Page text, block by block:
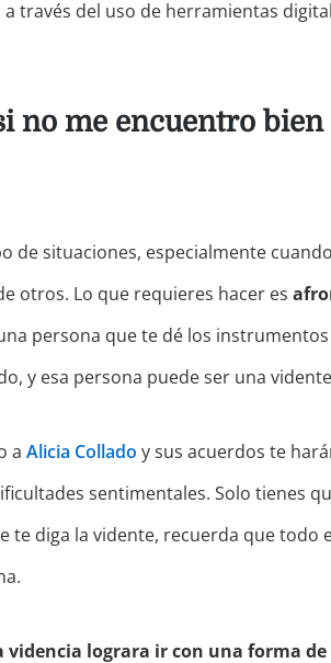
través del uso de herramientas
no me encuentro bien
de situaciones, especialmente
otros. Lo que requieres hacer es
persona que te dé los
y esa persona puede ser una
a Alicia Collado y sus acuerdos te
sentimentales. Solo tienes
te diga la vidente, recuerda que todo
videncia lograra ir con una forma